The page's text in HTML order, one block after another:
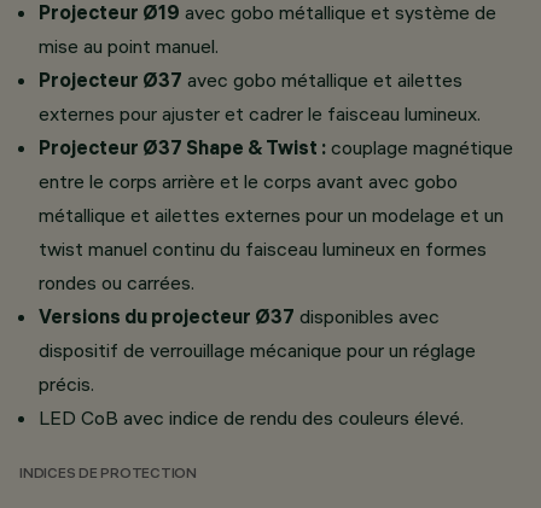
Projecteur Ø19 avec gobo métallique et système de
mise au point manuel.
Projecteur Ø37 avec gobo métallique et ailettes
externes pour ajuster et cadrer le faisceau lumineux.
Projecteur Ø37 Shape & Twist : couplage magnétique
entre le corps arrière et le corps avant avec gobo
métallique et ailettes externes pour un modelage et un
twist manuel continu du faisceau lumineux en formes
rondes ou carrées.
Versions du projecteur Ø37 disponibles avec
dispositif de verrouillage mécanique pour un réglage
précis.
LED CoB avec indice de rendu des couleurs élevé.
INDICES DE PROTECTION